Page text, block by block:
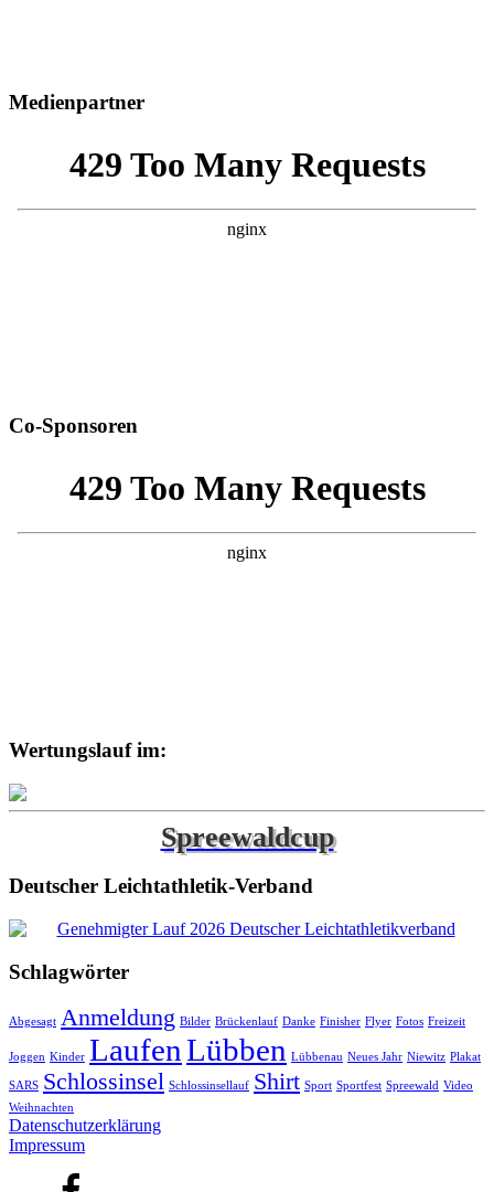
Medienpartner
Co-Sponsoren
Wertungslauf im:
Spreewaldcup
Deutscher Leichtathletik-Verband
Schlagwörter
Abgesagt Anmeldung Bilder Brückenlauf Danke Finisher Flyer Fotos Freizeit
Joggen Kinder LaufenLübben Lübbenau Neues Jahr Niewitz Plakat
SARS Schlossinsel Schlossinsellauf Shirt Sport Sportfest Spreewald Video
Weihnachten
Datenschutzerklärung
Impressum